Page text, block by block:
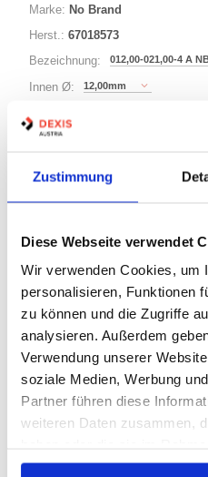
Zustimmung
Diese Webseite verwendet
Wir verwenden Cookies, um
personalisieren, Funktionen
zu können und die Zugriffe
analysieren. Außerdem
Verwendung unserer
soziale Medien, Werbung
Partner führen diese
weiteren Daten zusammen,
gesammelt haben.
Marke: No Brand
Herst.: 67018573
Bezeichnung:
012,00-021,00-4 A
Innen Ø: 12,00mm
Bauform:
Minimum (10)
STK
Losgröße 10
Nicht auf Lager